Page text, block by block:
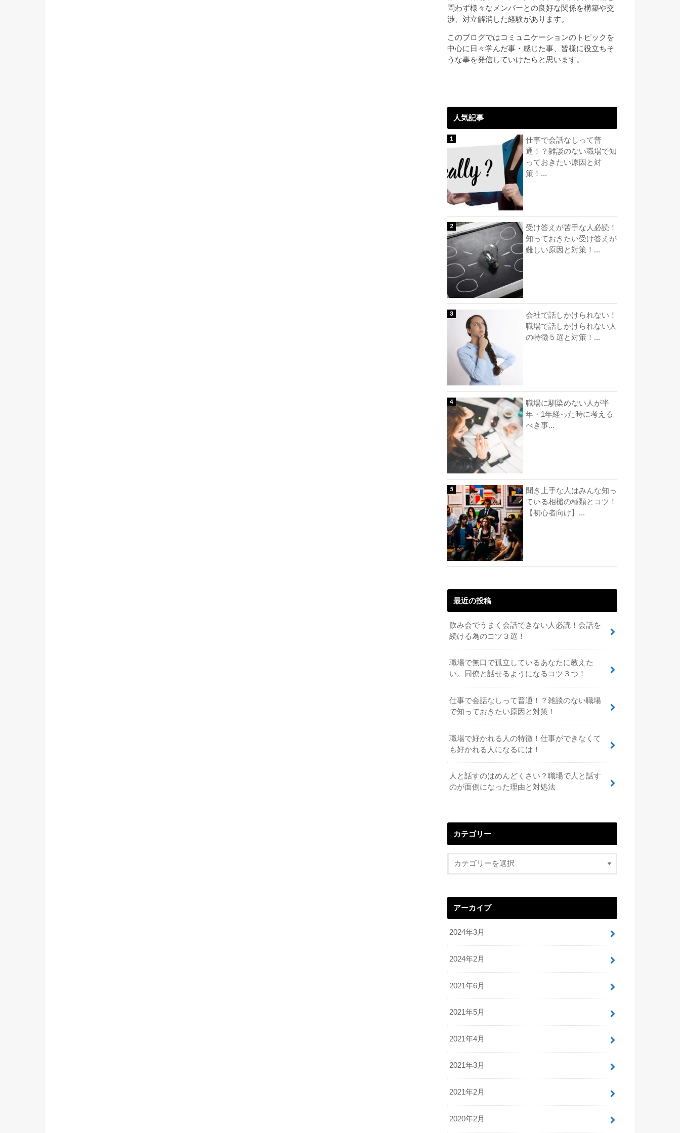
問わず様々なメンバーとの良好な関係を構築や交
渉、対立解消した経験があります。
このブログではコミュニケーションのトピックを
中心に日々学んだ事・感じた事、皆様に役立ちそ
うな事を発信していけたらと思います。
人気記事
仕事で会話なしって普
通！？雑談のない職場で知
っておきたい原因と対
策！...
受け答えが苦手な人必読！
知っておきたい受け答えが
難しい原因と対策！...
会社で話しかけられない！
職場で話しかけられない人
の特徴５選と対策！...
職場に馴染めない人が半
年・1年経った時に考える
べき事...
聞き上手な人はみんな知っ
ている相槌の種類とコツ！
【初心者向け】...
最近の投稿
飲み会でうまく会話できない人必読！会話を
続ける為のコツ３選！
職場で無口で孤立しているあなたに教えた
い。同僚と話せるようになるコツ３つ！
仕事で会話なしって普通！？雑談のない職場
で知っておきたい原因と対策！
職場で好かれる人の特徴！仕事ができなくて
も好かれる人になるには！
人と話すのはめんどくさい？職場で人と話す
のが面倒になった理由と対処法
カテゴリー
アーカイブ
2024年3月
2024年2月
2021年6月
2021年5月
2021年4月
2021年3月
2021年2月
2020年2月